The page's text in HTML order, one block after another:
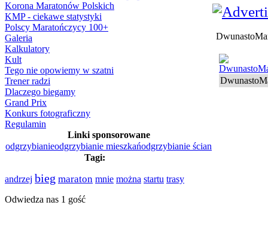
Korona Maratonów Polskich
KMP - ciekawe statystyki
Polscy Maratończycy 100+
Galeria
Kalkulatory
Kult
Tego nie opowiemy w szatni
Trener radzi
Dlaczego biegamy
Grand Prix
Konkurs fotograficzny
Regulamin
Linki sponsorowane
odgrzybianieodgrzybianie mieszkańodgrzybianie ścian
Tagi:
andrzej bieg maraton mnie można startu trasy
Odwiedza nas 1 gość